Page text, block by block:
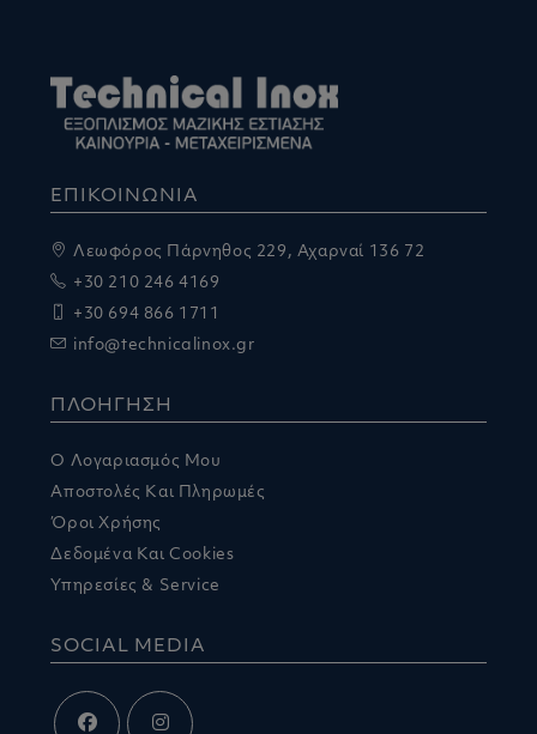
ΕΠΙΚΟΙΝΩΝΙΑ
Λεωφόρος Πάρνηθος 229, Αχαρναί 136 72
+30 210 246 4169
+30 694 866 1711
info@technicalinox.gr
ΠΛΟΗΓΗΣΗ
Ο Λογαριασμός Μου
Αποστολές Και Πληρωμές
Όροι Χρήσης
Δεδομένα Και Cookies
Υπηρεσίες & Service
SOCIAL MEDIA